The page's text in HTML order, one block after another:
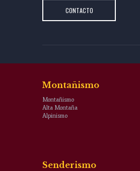
CONTACTO
Montañismo
Montañismo
Alta Montaña
Alpinismo
Senderismo